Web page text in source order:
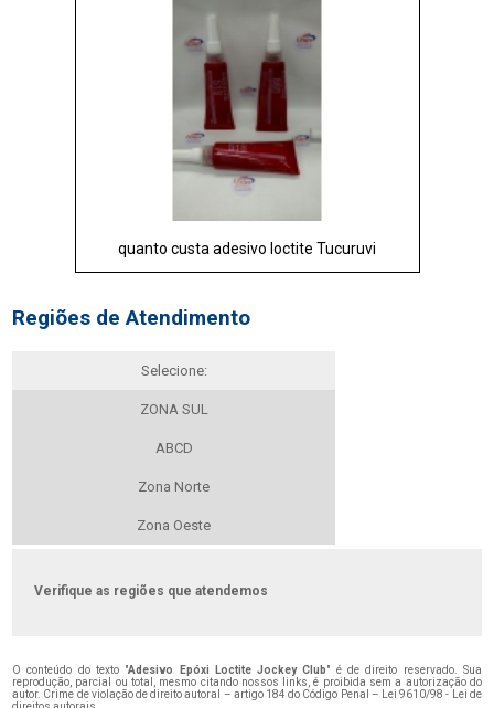
quanto custa adesivo loctite Tucuruvi
Regiões de Atendimento
Selecione:
ZONA SUL
ABCD
Zona Norte
Zona Oeste
Verifique as regiões que atendemos
O conteúdo do texto "Adesivo Epóxi Loctite Jockey Club" é de direito reservado. Sua
reprodução, parcial ou total, mesmo citando nossos links, é proibida sem a autorização do
autor. Crime de violação de direito autoral – artigo 184 do Código Penal –
Lei 9610/98 - Lei de